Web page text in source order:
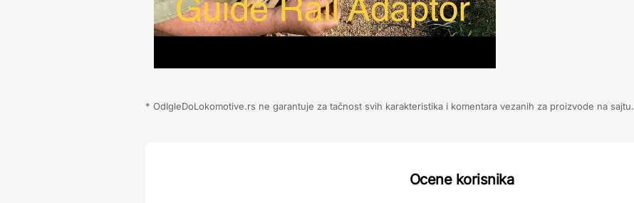
* OdIgleDoLokomotive.rs ne garantuje za tačnost svih karakteristika i komentara vezanih za proizvode na sajtu.
Ocene korisnika